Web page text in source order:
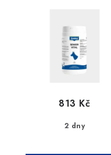
2 dny
813 Kč